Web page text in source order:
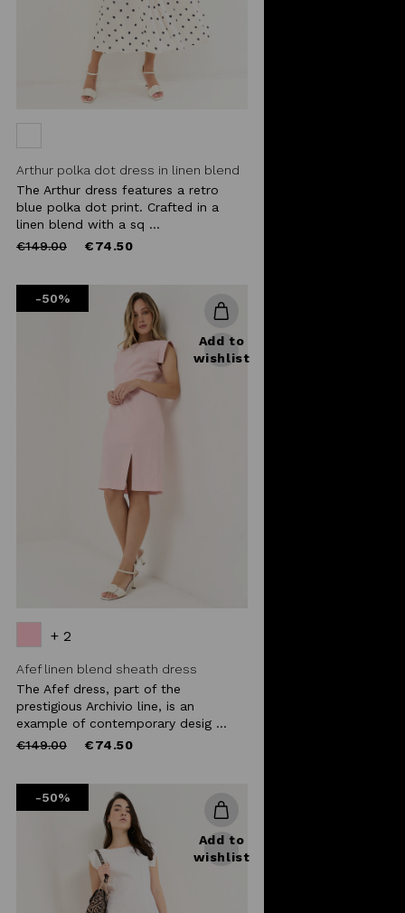
Arthur polka dot dress in linen blend
The Arthur dress features a retro
blue polka dot print. Crafted in a
linen blend with a sq ...
Price
€149.00to €74.50
-50%
Add to
wishlist
+ 2
Afef linen blend sheath dress
The Afef dress, part of the
prestigious Archivio line, is an
example of contemporary desig ...
Price
€149.00to €74.50
-50%
Add to
wishlist